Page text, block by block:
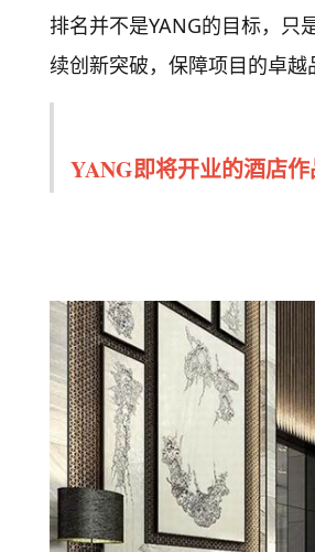
排名并不是YANG的目标，只
续创新突破，保障项目的卓越
YANG即将开业的酒店